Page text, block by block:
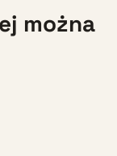
można